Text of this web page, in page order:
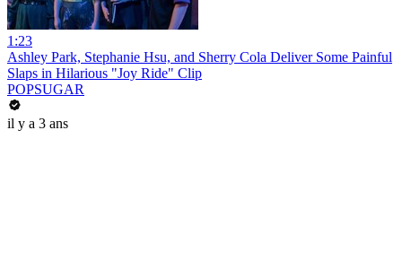
1:23
Ashley Park, Stephanie Hsu, and Sherry Cola Deliver Some Painful
Slaps in Hilarious "Joy Ride" Clip
POPSUGAR
il y a 3 ans